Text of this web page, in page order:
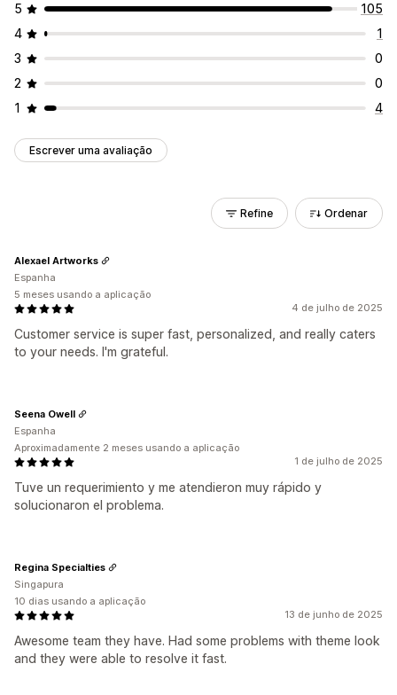
5
105
4
1
3
0
2
0
1
4
Escrever uma avaliação
Refine Ordenar
4 de julho de 2025
Customer service is super fast, personalized, and really caters
to your needs. I'm grateful.
Alexael Artworks
Espanha
5 meses usando a aplicação
1 de julho de 2025
Tuve un requerimiento y me atendieron muy rápido y
solucionaron el problema.
Seena Owell
Espanha
Aproximadamente 2 meses usando a aplicação
13 de junho de 2025
Awesome team they have. Had some problems with theme look
and they were able to resolve it fast.
Regina Specialties
Singapura
10 dias usando a aplicação